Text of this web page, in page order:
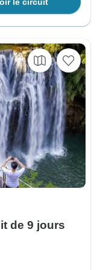
de 9 jours